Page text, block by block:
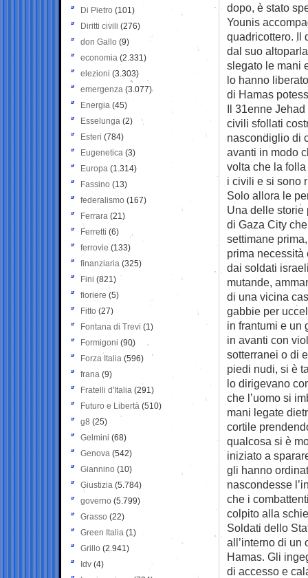
dopo, è stato
Younis
quadricottero. Il
dal suo
slegato le mani
lo hanno
di Hamas
Il 31enne
civili sfollati
nascondiglio di
avanti in modo
volta che la
i civili e si sono
Solo allora le
Una delle storie
di Gaza City
settimane
prima necessità
dai soldati
mutande,
di una vicina
gabbie per
in frantumi e un
in avanti con
sotterranei o di
piedi nudi, si è
lo dirigevano
che l’uomo si
mani legate
cortile
qualcosa si è
iniziato a
gli hanno
nascondesse
che i
colpito alla
Soldati dello
all’interno di un
Hamas. Gli
di accesso e
Di Pietro (101)
Diritti civili (276)
don Gallo (9)
economia (2.331)
elezioni (3.303)
emergenza (3.077)
Energia (45)
Esselunga (2)
Esteri (784)
Eugenetica (3)
Europa (1.314)
Fassino (13)
federalismo (167)
Ferrara (21)
Ferretti (6)
ferrovie (133)
finanziaria (325)
Fini (821)
fioriere (5)
Fitto (27)
Fontana di Trevi (1)
Formigoni (90)
Forza Italia (596)
frana (9)
Fratelli d'Italia (291)
Futuro e Libertà (510)
g8 (25)
Gelmini (68)
Genova (542)
Giannino (10)
Giustizia (5.784)
governo (5.799)
Grasso (22)
Green Italia (1)
Grillo (2.941)
Idv (4)